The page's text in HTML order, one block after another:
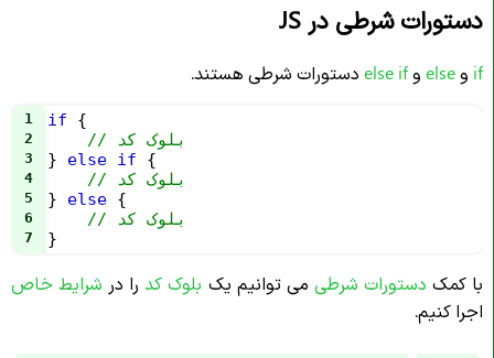
دستورات شرطی در JS
if وelse وelse if دستورات شرطی هستند.
1 if {
2 // بلوک کد
3 } else if {
4 // بلوک کد
5 } else {
6 // بلوک کد
7 }
با کمک دستورات شرطی می توانیم یک بلوک کدرا در شرایط خاص
اجرا کنیم.